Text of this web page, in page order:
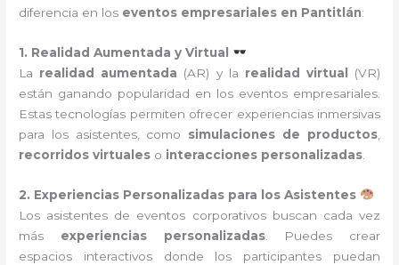
diferencia en los eventos empresariales en Pantitlán:
1. Realidad Aumentada y Virtual
La realidad aumentada (AR) y la realidad virtual
(VR)
están ganando popularidad en los eventos empresariales.
Estas tecnologías permiten ofrecer experiencias inmersivas
para los asistentes, como simulaciones de productos,
recorridos virtuales o interacciones personalizadas
2. Experiencias Personalizadas para los Asistentes
Los asistentes de eventos corporativos buscan cada vez
más experiencias personalizadas. Puedes crear
espacios interactivos donde los participantes puedan